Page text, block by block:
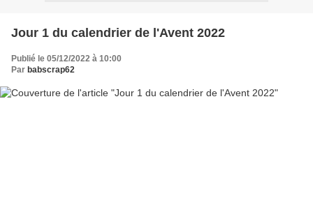
Jour 1 du calendrier de l'Avent 2022
Publié le 05/12/2022 à 10:00
Par babscrap62